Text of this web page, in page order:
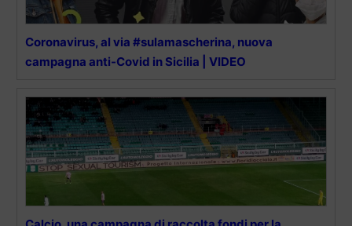
Coronavirus, al via #sulamascherina, nuova
campagna anti-Covid in Sicilia | VIDEO